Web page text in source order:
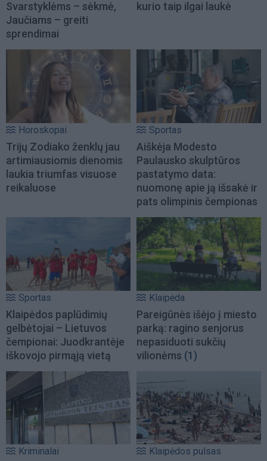
Svarstyklėms – sėkmė,
Jaučiams – greiti
sprendimai
kurio taip ilgai laukė
Horoskopai
Trijų Zodiako ženklų jau
artimiausiomis dienomis
laukia triumfas visuose
reikaluose
Sportas
Aiškėja Modesto
Paulausko skulptūros
pastatymo data:
nuomonę apie ją išsakė ir
pats olimpinis čempionas
Sportas
Klaipėdos paplūdimių
gelbėtojai – Lietuvos
čempionai: Juodkrantėje
iškovojo pirmąją vietą
Klaipėda
Pareigūnės išėjo į miesto
parką: ragino senjorus
nepasiduoti sukčių
vilionėms (1)
Kriminalai Klaipėdos pulsas